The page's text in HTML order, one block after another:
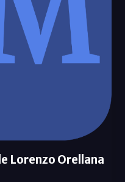
Lorenzo Orellana